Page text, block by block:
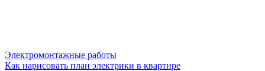
Электромонтажные работы
Как нарисовать план электрики в квартире